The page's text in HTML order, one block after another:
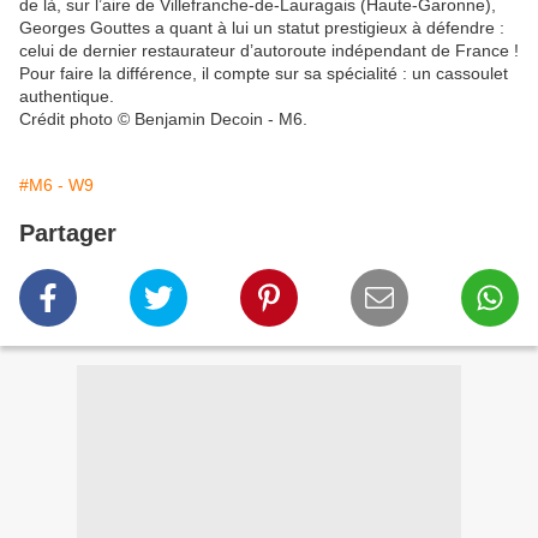
de là, sur l’aire de Villefranche-de-Lauragais (Haute-Garonne),
Georges Gouttes a quant à lui un statut prestigieux à défendre :
celui de dernier restaurateur d’autoroute indépendant de France !
Pour faire la différence, il compte sur sa spécialité : un cassoulet
authentique.
Crédit photo © Benjamin Decoin - M6.
#M6 - W9
Partager